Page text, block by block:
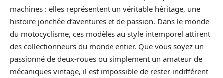
machines : elles représentent un véritable héritage, une
histoire jonchée d’aventures et de passion. Dans le monde
du motocyclisme, ces modèles au style intemporel attirent
des collectionneurs du monde entier. Que vous soyez un
passionné de deux-roues ou simplement un amateur de
mécaniques vintage, il est impossible de rester indifférent